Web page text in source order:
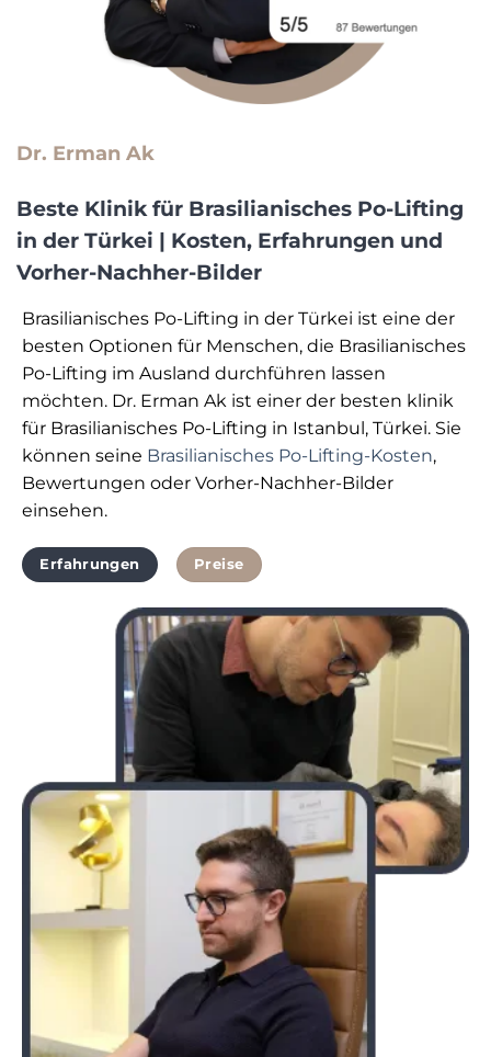
Dr. Erman Ak
Beste Klinik für Brasilianisches Po-Lifting
in der Türkei | Kosten, Erfahrungen und
Vorher-Nachher-Bilder
Brasilianisches Po-Lifting in der Türkei ist eine der
besten Optionen für Menschen, die Brasilianisches
Po-Lifting im Ausland durchführen lassen
möchten. Dr. Erman Ak ist einer der besten klinik
für Brasilianisches Po-Lifting in Istanbul, Türkei. Sie
können seine Brasilianisches Po-Lifting-Kosten,
Bewertungen oder Vorher-Nachher-Bilder
einsehen.
Erfahrungen Preise